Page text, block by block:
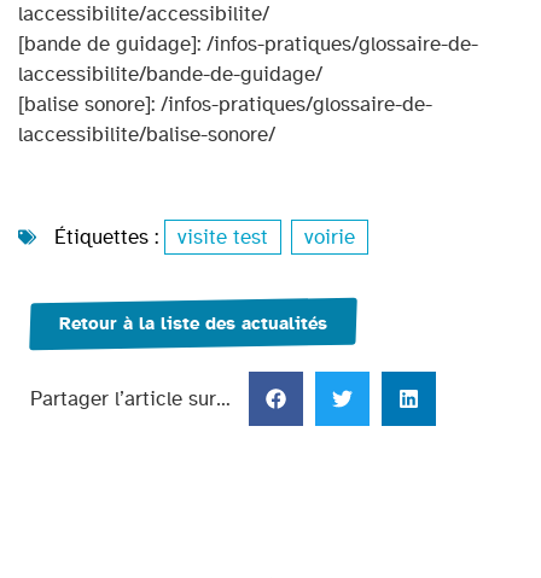
laccessibilite/accessibilite/
[bande de guidage]: /infos-pratiques/glossaire-de-
laccessibilite/bande-de-guidage/
[balise sonore]: /infos-pratiques/glossaire-de-
laccessibilite/balise-sonore/
Étiquettes : visite test voirie
Retour à la liste des actualités
Partager l’article sur…